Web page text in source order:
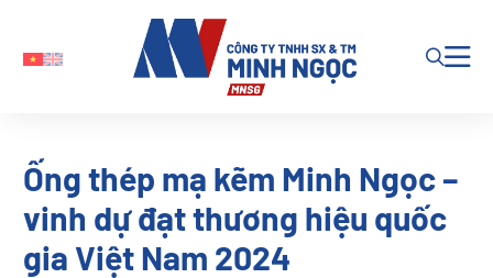
Ống thép mạ kẽm Minh Ngọc –
vinh dự đạt thương hiệu quốc
gia Việt Nam 2024